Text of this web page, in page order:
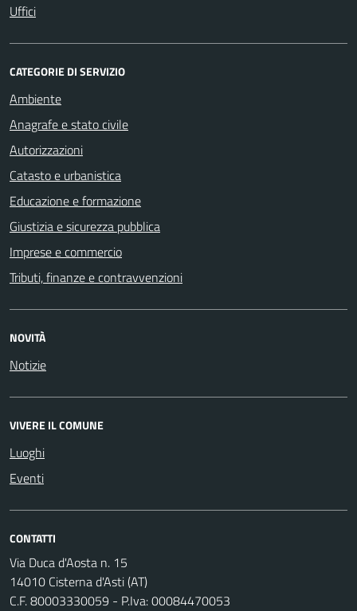
Uffici
CATEGORIE DI SERVIZIO
Ambiente
Anagrafe e stato civile
Autorizzazioni
Catasto e urbanistica
Educazione e formazione
Giustizia e sicurezza pubblica
Imprese e commercio
Tributi, finanze e contravvenzioni
NOVITÀ
Notizie
VIVERE IL COMUNE
Luoghi
Eventi
CONTATTI
Via Duca d'Aosta n. 15
14010 Cisterna d'Asti (AT)
C.F. 80003330059 - P.Iva: 00084470053